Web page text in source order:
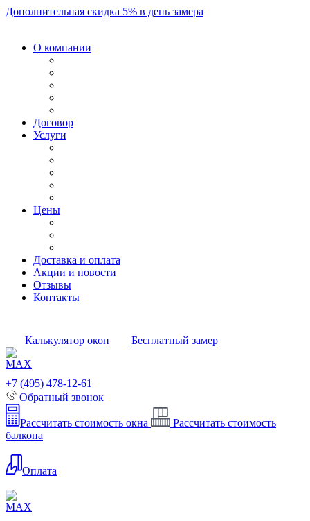
Дополнительная скидка 5% в день замера
О компании
Договор
Услуги
Цены
Доставка и оплата
Акции и новости
Отзывы
Контакты
Калькулятор окон Бесплатный замер
+7 (495) 478-12-61
Обратный звонок
Рассчитать стоимость окна
Рассчитать стоимость
балкона
Оплата